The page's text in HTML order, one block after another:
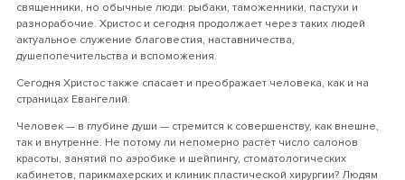
священники, но обычные люди: рыбаки, таможенники, пастухи и
разнорабочие. Христос и сегодня продолжает через таких людей
актуальное служение благовестия, наставничества,
душепопечительства и вспоможения.
Сегодня Христос также спасает и преображает человека, как и на
страницах Евангелий.
Человек — в глубине души — стремится к совершенству, как внешне,
так и внутренне. Не потому ли непомерно растёт число салонов
красоты, занятий по аэробике и шейпингу, стоматологических
кабинетов, парикмахерских и клиник пластической хирургии? Людям